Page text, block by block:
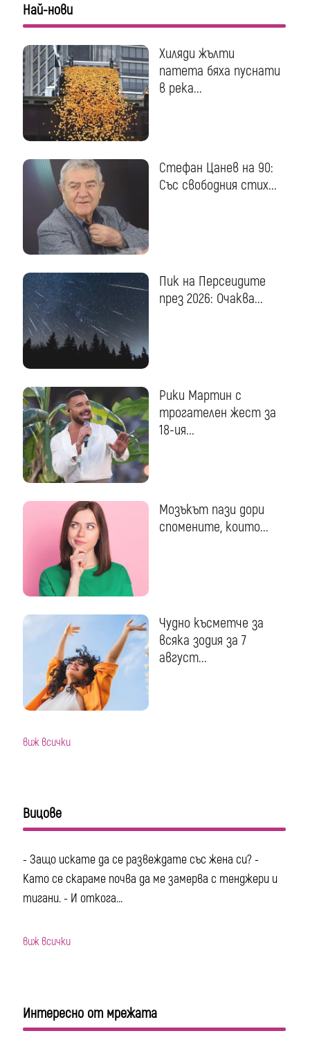
Най-нови
Хиляди жълти
патета бяха пуснати
в река...
Стефан Цанев на 90:
Със свободния стих...
Пик на Персеидите
през 2026: Очаква...
Рики Мартин с
трогателен жест за
18-ия...
Мозъкът пази дори
спомените, които...
Чудно късметче за
всяка зодия за 7
август...
виж всички
Вицове
- Защо искате да се развеждате със жена си? -
Като се скараме почва да ме замерва с тенджери и
тигани. - И откога...
виж всички
Интересно от мрежата